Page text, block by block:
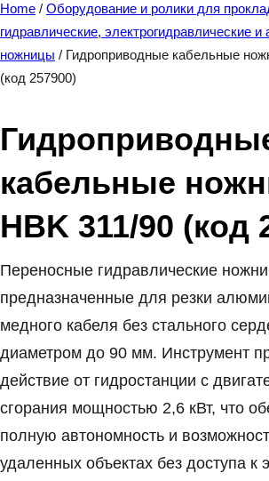
Home / Оборудование и ролики для
гидравлические, электрогидравлические
ножницы / Гидроприводные кабельные
(код 257900)
кабельные
HBK 311/90 (код
Переносные гидравлические
предназначенные для резки
медного кабеля без стального
диаметром до 90 мм. Инструмент
действие от гидростанции с
сгорания мощностью 2,6 кВт, что
полную автономность и
удаленных объектах без доступа к